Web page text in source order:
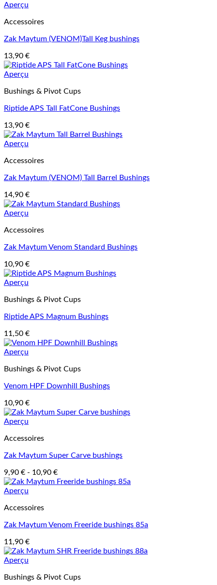
Aperçu
Accessoires
Zak Maytum (VENOM)Tall Keg bushings
13,90 €
Aperçu
Bushings & Pivot Cups
Riptide APS Tall FatCone Bushings
13,90 €
Aperçu
Accessoires
Zak Maytum (VENOM) Tall Barrel Bushings
14,90 €
Aperçu
Accessoires
Zak Maytum Venom Standard Bushings
10,90 €
Aperçu
Bushings & Pivot Cups
Riptide APS Magnum Bushings
11,50 €
Aperçu
Bushings & Pivot Cups
Venom HPF Downhill Bushings
10,90 €
Aperçu
Accessoires
Zak Maytum Super Carve bushings
9,90 € - 10,90 €
Aperçu
Accessoires
Zak Maytum Venom Freeride bushings 85a
11,90 €
Aperçu
Bushings & Pivot Cups